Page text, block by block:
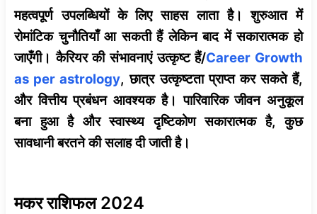
महत्वपूर्ण उपलब्धियों के लिए साहस लाता है। शुरुआत में
रोमांटिक चुनौतियाँ आ सकती हैं लेकिन बाद में सकारात्मक हो
जाएँगी। कैरियर की संभावनाएं उत्कृष्ट हैं/Career Growth
as per astrology, छात्र उत्कृष्टता प्राप्त कर सकते हैं,
और वित्तीय प्रबंधन आवश्यक है। पारिवारिक जीवन अनुकूल
बना हुआ है और स्वास्थ्य दृष्टिकोण सकारात्मक है, कुछ
सावधानी बरतने की सलाह दी जाती है।
मकर राशिफल 2024